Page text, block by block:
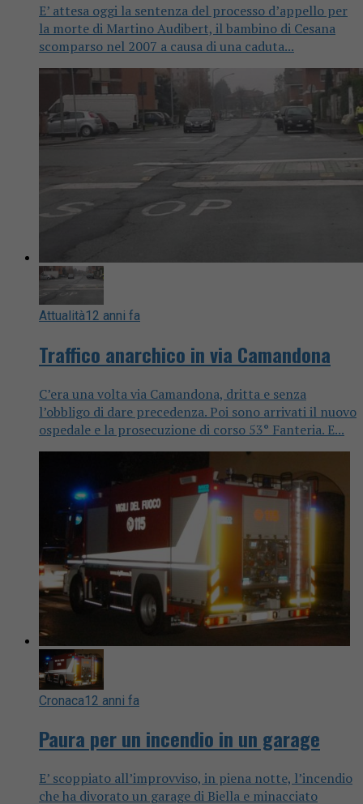
E’ attesa oggi la sentenza del processo d’appello per
la morte di Martino Audibert, il bambino di Cesana
scomparso nel 2007 a causa di una caduta...
Attualità12 anni fa
Traffico anarchico in via Camandona
C’era una volta via Camandona, dritta e senza
l’obbligo di dare precedenza. Poi sono arrivati il nuovo
ospedale e la prosecuzione di corso 53° Fanteria. E...
Cronaca12 anni fa
Paura per un incendio in un garage
E’ scoppiato all’improvviso, in piena notte, l’incendio
che ha divorato un garage di Biella e minacciato